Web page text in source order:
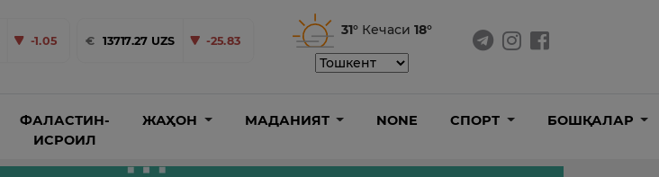
-1.05 € 13717.27 UZS -25.83
31° Кечаси 18°
ФАЛАСТИН-
ИСРОИЛ
ЖАҲОН МАДАНИЯТ NONE СПОРТ БОШҚАЛАР